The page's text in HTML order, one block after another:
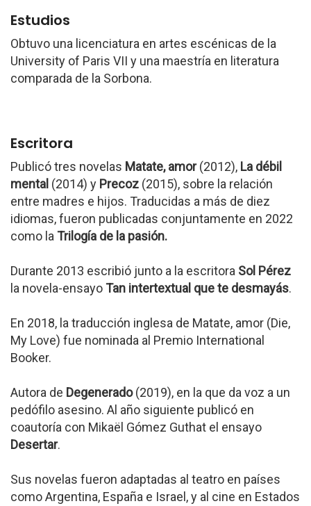
Estudios
Obtuvo una licenciatura en artes escénicas de la
University of Paris VII y una maestría en literatura
comparada de la Sorbona.
Escritora
Publicó tres novelas Matate, amor(2012), La débil
mental (2014) y Precoz (2015), sobre la relación
entre madres e hijos. Traducidas a más de diez
idiomas, fueron publicadas conjuntamente en 2022
como la Trilogía de la pasión.
Durante 2013 escribió junto a la escritora Sol Pérez
la novela-ensayo Tan intertextual que te desmayás.
En 2018, la traducción inglesa de Matate, amor (Die,
My Love) fue nominada al Premio International
Booker.
Autora de Degenerado(2019), en la que da voz a un
pedófilo asesino. Al año siguiente publicó en
coautoría con Mikaël Gómez Guthat el ensayo
Desertar.
Sus novelas fueron adaptadas al teatro en países
como Argentina, España e Israel, y al cine en Estados